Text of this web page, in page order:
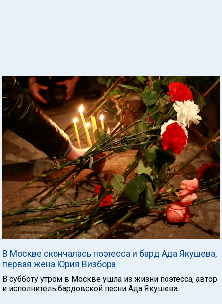
В Москве скончалась поэтесса и бард Ада Якушева,
первая жена Юрия Визбора
В субботу утром в Москве ушла из жизни поэтесса, автор
и исполнитель бардовской песни Ада Якушева.